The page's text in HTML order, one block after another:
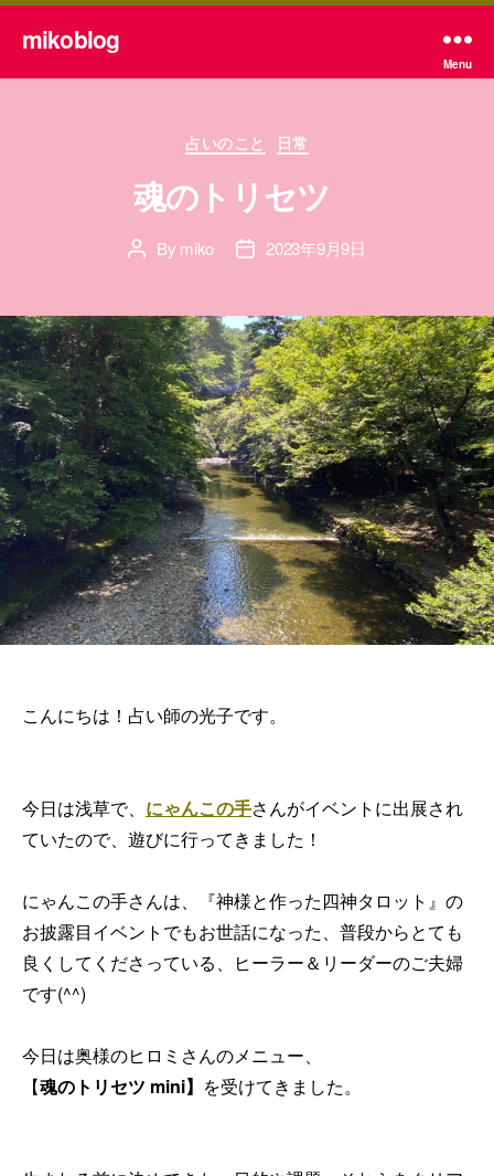
mikoblog
Menu
Categories
占いのこと 日常
魂のトリセツ
PostBy miko
Post2023年9月9日
こんにちは！占い師の光子です。
今日は浅草で、 にゃんこの手さんがイベントに出展され
ていたので、遊びに行ってきました！
にゃんこの手さんは、『神様と作った四神タロット』の
お披露目イベントでもお世話になった、普段からとても
良くしてくださっている、ヒーラー＆リーダーのご夫婦
です(^^)
今日は奥様のヒロミさんのメニュー、
【魂のトリセツ mini】 を受けてきました。